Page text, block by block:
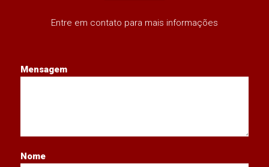
Entre em contato para mais informações
Mensagem
Nome